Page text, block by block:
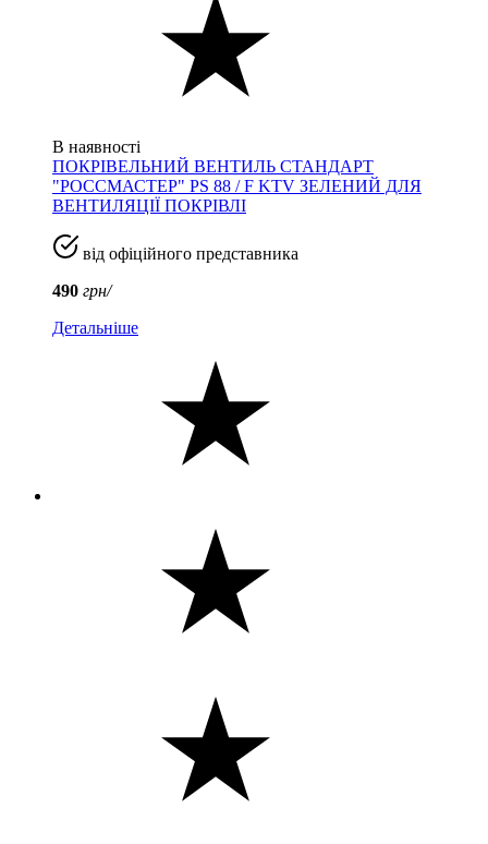
В наявності
ПОКРІВЕЛЬНИЙ ВЕНТИЛЬ СТАНДАРТ
"РОССМАСТЕР" PS 88 / F KTV ЗЕЛЕНИЙ ДЛЯ
ВЕНТИЛЯЦІЇ ПОКРІВЛІ
від офіційного представника
490 грн/
Детальніше